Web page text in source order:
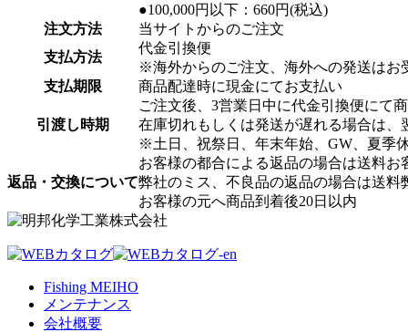
●100,000円以下：660円(税込)
注文方法
当サイトからのご注文
支払方法
代金引換便
※海外からのご注文、海外への発送はお
支払期限
商品配達時に現金にてお支払い
引渡し時期
ご注文後、3営業日中に代金引換便にて
在庫切れもしくは発送が遅れる場合は、
※土日、祝祭日、年末年始、GW、夏季
返品・交換について
お客様の都合による返品の場合は送料お
弊社のミス、不良品の返品の場合は送料
お客様の元へ商品到着後20日以内
Fishing MEIHO
メンテナンス
会社概要